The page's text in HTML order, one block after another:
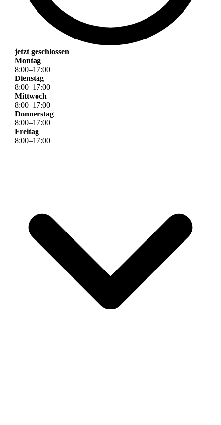
jetzt geschlossen
Montag
8:00–17:00
Dienstag
8:00–17:00
Mittwoch
8:00–17:00
Donnerstag
8:00–17:00
Freitag
8:00–17:00